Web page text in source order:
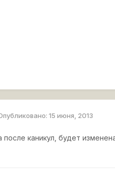
15 июня, 2013
после каникул, будет